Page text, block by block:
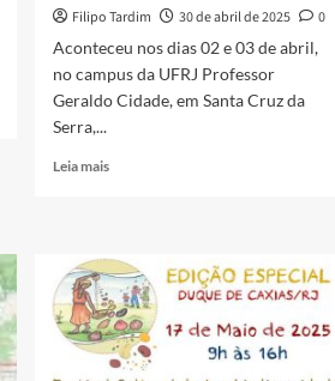
Filipo Tardim 30 de abril de 2025
0
Aconteceu nos dias 02 e 03 de abril,
no campus da UFRJ Professor
Geraldo Cidade, em Santa Cruz da
Serra,...
Leia maisRead
de
conservação
em
Caxias.
Legal!